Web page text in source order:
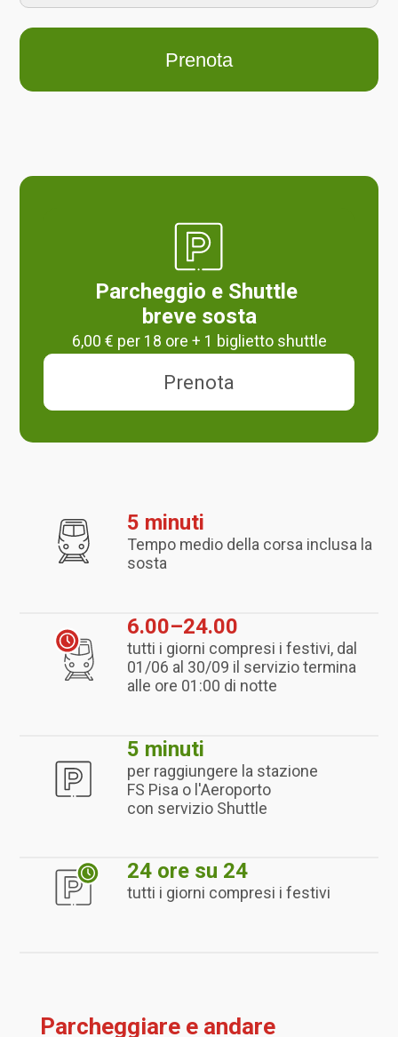
Parcheggio e Shuttle
breve sosta
6,00 € per 18 ore + 1 biglietto shuttle
Prenota
5 minuti
Tempo medio della corsa inclusa la
sosta
6.00–24.00
tutti i giorni compresi i festivi, dal
01/06 al 30/09 il servizio termina
alle ore 01:00 di notte
5 minuti
per raggiungere la stazione
FS Pisa o l'Aeroporto
con servizio Shuttle
24 ore su 24
tutti i giorni compresi i festivi